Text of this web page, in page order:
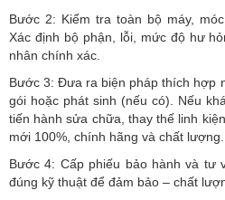
Bước 2: Kiểm tra toàn bộ máy,
Xác định bộ phận, lỗi, mức độ hư
nhân chính xác.
Bước 3: Đưa ra biện pháp thích hợp
gói hoặc phát sinh (nếu có). Nếu
tiến hành sửa chữa, thay thế linh
mới 100%, chính hãng và chất lượng.
Bước 4: Cấp phiếu bảo hành và tư
đúng kỹ thuật để đảm bảo – chất